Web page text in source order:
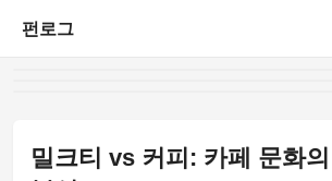
펀로그
밀크티 vs 커피: 카페 문화